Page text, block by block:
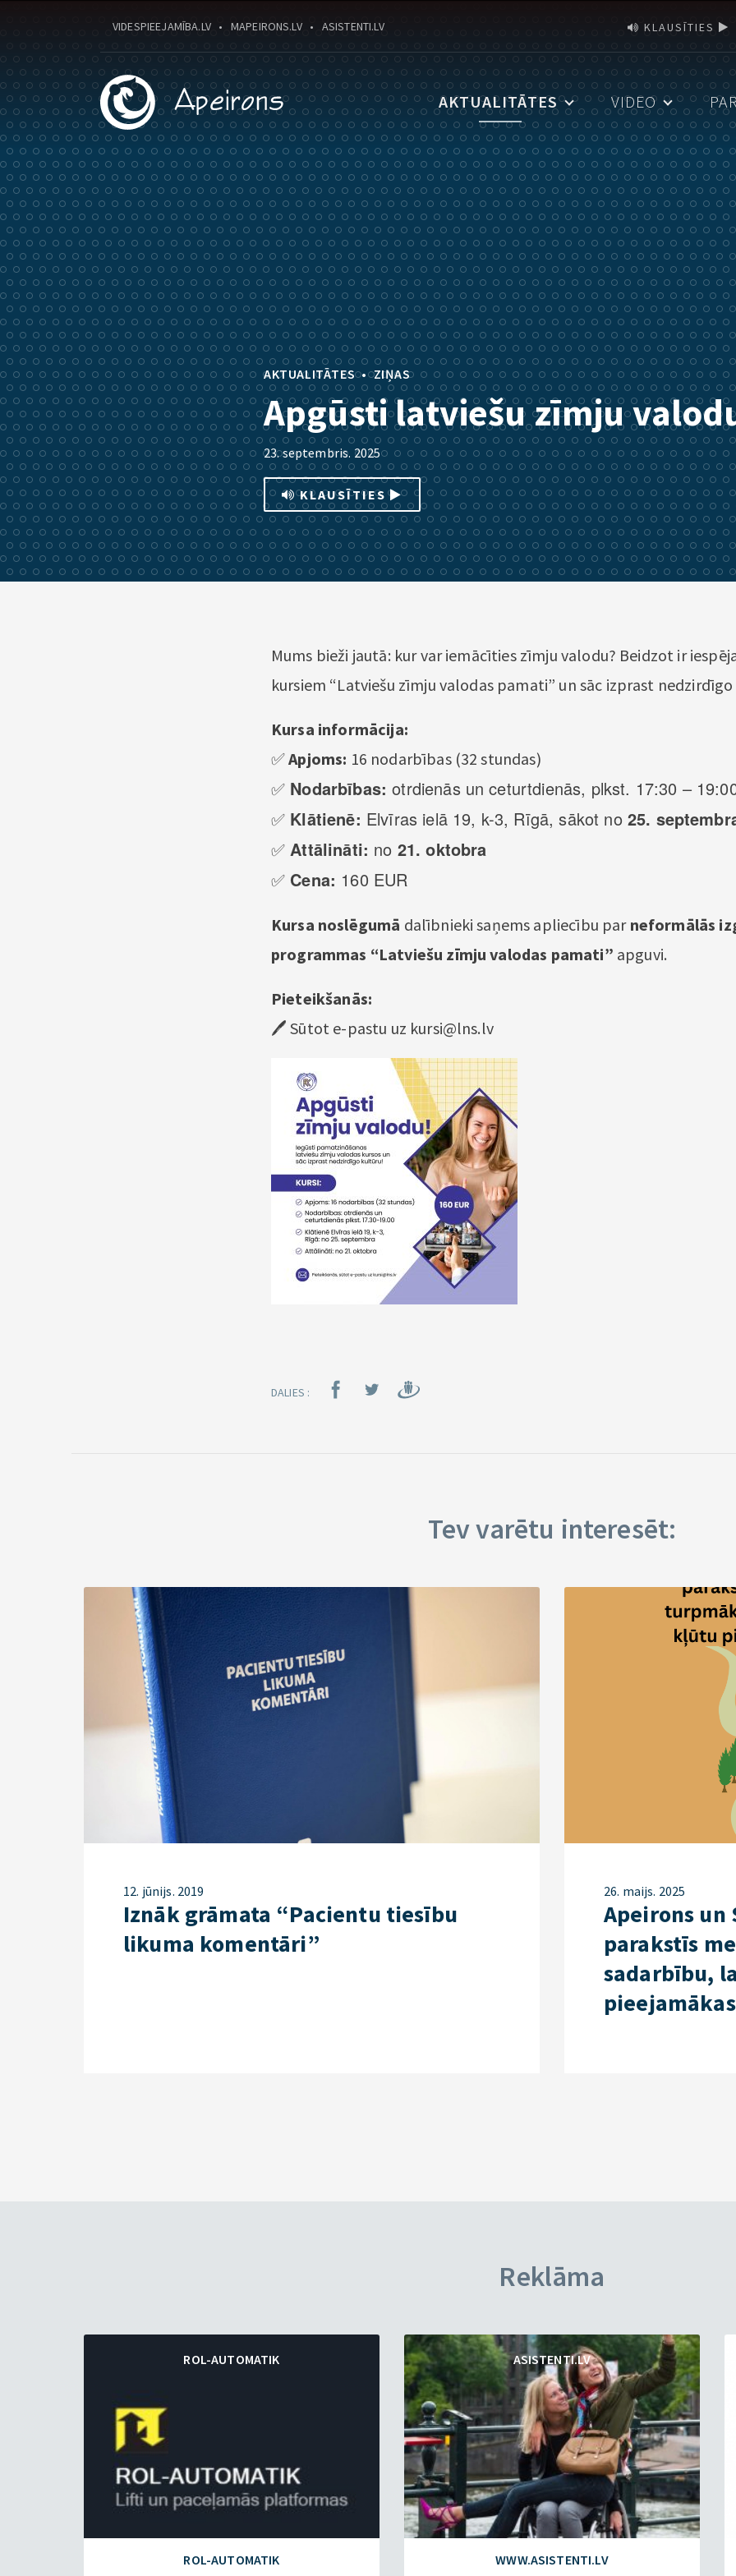
VIDESPIEEJAMĪBA.LV MAPEIRONS.LV ASISTENTI.LV KLAUSĪTIES
AKTUALITĀTES VIDEO
AKTUALITĀTES • ZIŅAS
Apgūsti latviešu zīmju
23. septembris. 2025
KLAUSĪTIES
Mums bieži jautā: kur var iemācīties zīmju valodu? Beidzot ir
kursiem “Latviešu zīmju valodas pamati” un sāc izprast
Kursa informācija:
✅Apjoms: 16 nodarbības (32 stundas)
✅ Nodarbības: otrdienās un ceturtdienās, plkst. 17:30 –
✅ Klātienē: Elvīras ielā 19, k-3, Rīgā, sākot no 25.
✅Attālināti: no 21. oktobra
✅ Cena: 160 EUR
Kursa noslēgumā dalībnieki saņems apliecību par neformālās
programmas “Latviešu zīmju valodas pamati” apguvi.
Pieteikšanās:
🖊 Sūtot e-pastu uz kursi@lns.lv
DALIES :
Tev varētu interesēt:
12. jūnijs. 2019
Iznāk grāmata “Pacientu tiesību
likuma komentāri”
26. maijs. 2025
Apeirons un
parakstīs
sadarbību,
Reklāma
ROL-AUTOMATIK
ROL-AUTOMATIK
ASISTENTI.LV
WWW.ASISTENTI.LV